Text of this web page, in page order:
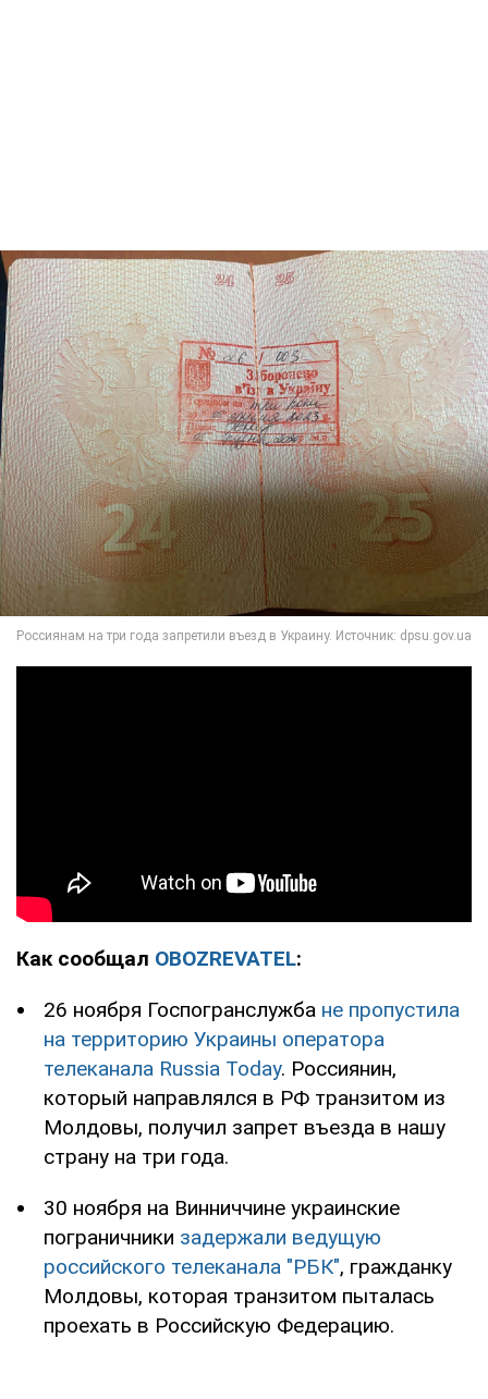
Как сообщал OBOZREVATEL:
26 ноября Госпогранслужба не пропустила
на территорию Украины оператора
телеканала Russia Today. Россиянин,
который направлялся в РФ транзитом из
Молдовы, получил запрет въезда в нашу
страну на три года.
30 ноября на Винниччине украинские
пограничники задержали ведущую
российского телеканала "РБК", гражданку
Молдовы, которая транзитом пыталась
проехать в Российскую Федерацию.